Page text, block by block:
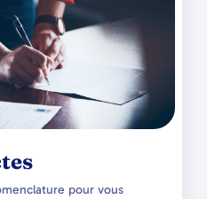
pour vous